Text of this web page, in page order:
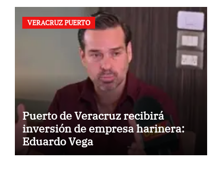
VERACRUZ PUERTO
Puerto de Veracruz recibirá
inversión de empresa harinera:
Eduardo Vega